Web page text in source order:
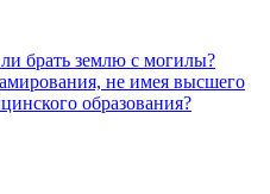
брать землю с могилы?
не имея высшего
образования?